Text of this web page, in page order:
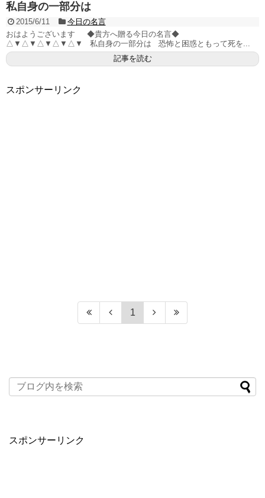
私自身の一部分は
2015/6/11
今日の名言
おはようございます ◆貴方へ贈る今日の名言◆
△▼△▼△▼△▼△▼ 私自身の一部分は 恐怖と困惑ともって死を...
記事を読む
スポンサーリンク
1
スポンサーリンク